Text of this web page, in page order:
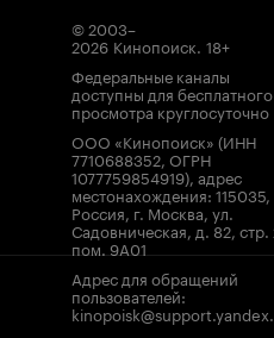
© 2003–
2026 Кинопоиск. 18+
Федеральные каналы
доступны для бесплатного
просмотра круглосуточно
ООО «Кинопоиск» (ИНН
7710688352, ОГРН
1077759854919), адрес
местонахождения: 115035,
Россия, г. Москва, ул.
Садовническая, д. 82, стр.
пом. 9А01
Адрес для обращений
пользователей: